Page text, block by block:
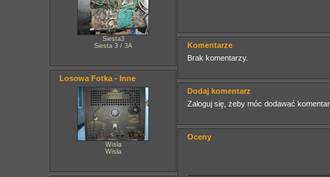
Siesta3
Siesta 3 / 3A
Losowa Fotka - Inne
Wisła
Wisła
Komentarze
Brak komentarzy.
Dodaj komentarz
Zaloguj się, żeby móc dodawać
Oceny